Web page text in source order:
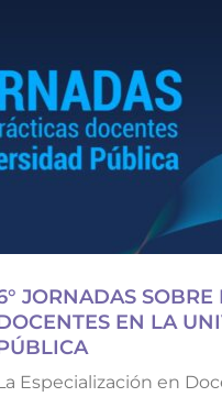
JORNADAS SOBRE
EN LA
Especialización en